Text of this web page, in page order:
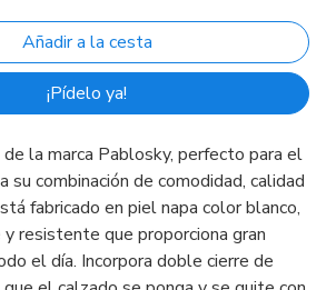
¡Pídelo ya!
la marca Pablosky, perfecto para el
su combinación de comodidad, calidad
fabricado en piel napa color blanco,
resistente que proporciona gran
el día. Incorpora doble cierre de